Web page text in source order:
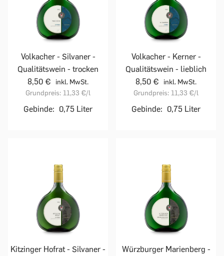
Volkacher - Silvaner -
Qualitätswein - trocken
8,50 €
inkl. MwSt.
Grundpreis: 11,33 €/l
Gebinde: 0,75 Liter
Volkacher - Kerner -
Qualitätswein - lieblich
8,50 €
inkl. MwSt.
Grundpreis: 11,33 €/l
Gebinde: 0,75 Liter
Kitzinger Hofrat - Silvaner -
Würzburger Marienberg -